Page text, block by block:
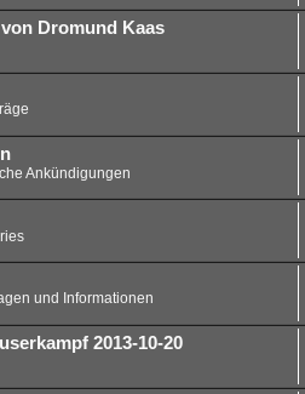
Dromund Kaas
Ankündigungen
und Informationen
2013-10-20